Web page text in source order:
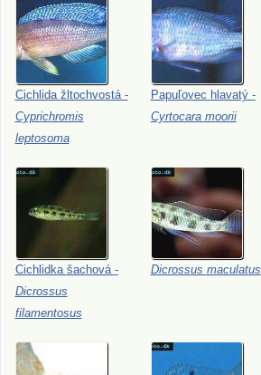
Cichlida žltochvostá -
Cyprichromis
leptosoma
Papuľovec hlavatý -
Cyrtocara moorii
Cichlidka šachová -
Dicrossus
filamentosus
Dicrossus maculatus